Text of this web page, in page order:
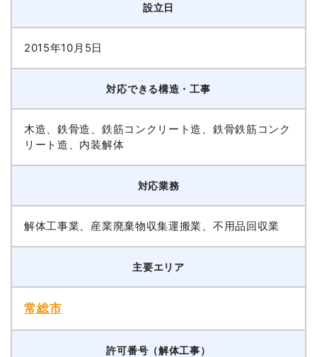
設立日
2015年10月5日
対応できる構造・工事
木造、鉄骨造、鉄筋コンクリート造、鉄骨鉄筋コンク
リート造、内装解体
対応業務
解体工事業、産業廃棄物収集運搬業、不用品回収業
主要エリア
常総市
許可番号（解体工事）